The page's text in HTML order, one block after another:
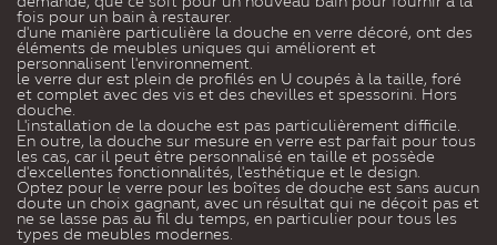
fois pour un bain à restaurer.
d'une manière particulière la douche en verre décoré, ont des
éléments de meubles uniques qui améliorent et
personnalisent l'environnement.
le verre dur est plein de profilés en U coupés à la taille, foré
et complet avec des vis et des chevilles et spessorini. Hors
douche.
L'installation de la douche est pas particulièrement difficile.
En outre, la douche sur mesure en verre est parfait pour tous
les cas, car il peut être personnalisé en taille et possède
d'excellentes fonctionnalités, l'esthétique et le design.
Optez pour le verre pour les boîtes de douche est sans aucun
doute un choix gagnant, avec un résultat qui ne déçoit pas et
ne se lasse pas au fil du temps, en particulier pour tous les
types de meubles modernes.